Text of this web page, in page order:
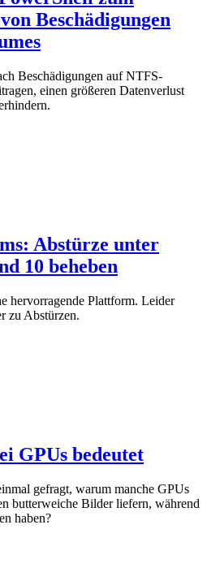
Beschädigungen
Beschädigungen auf NTFS-
einen größeren Datenverlust
Abstürze unter
10 beheben
hervorragende Plattform. Leider
zu Abstürzen.
GPUs bedeutet
gefragt, warum manche GPUs
butterweiche Bilder liefern, während
haben?